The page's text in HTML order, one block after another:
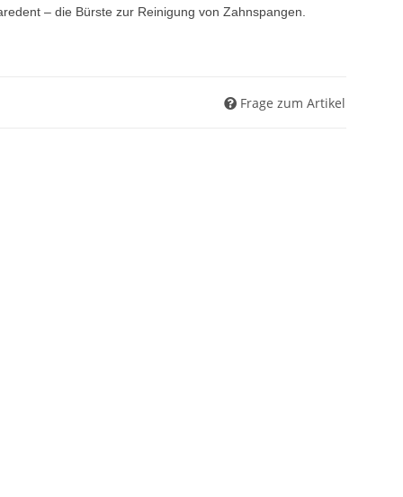
– die Bürste zur Reinigung von Zahnspangen.
Frage zum Artikel